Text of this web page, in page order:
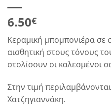
6.50€
Κεραμική μπομπονιέρα σε
αισθητική στους τόνους
στολίσουν οι καλεσμένοι
Στην τιμή
Χατζηγιαννάκη.